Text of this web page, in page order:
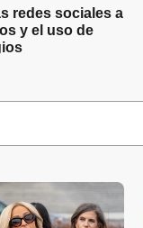
redes sociales a
y el uso de